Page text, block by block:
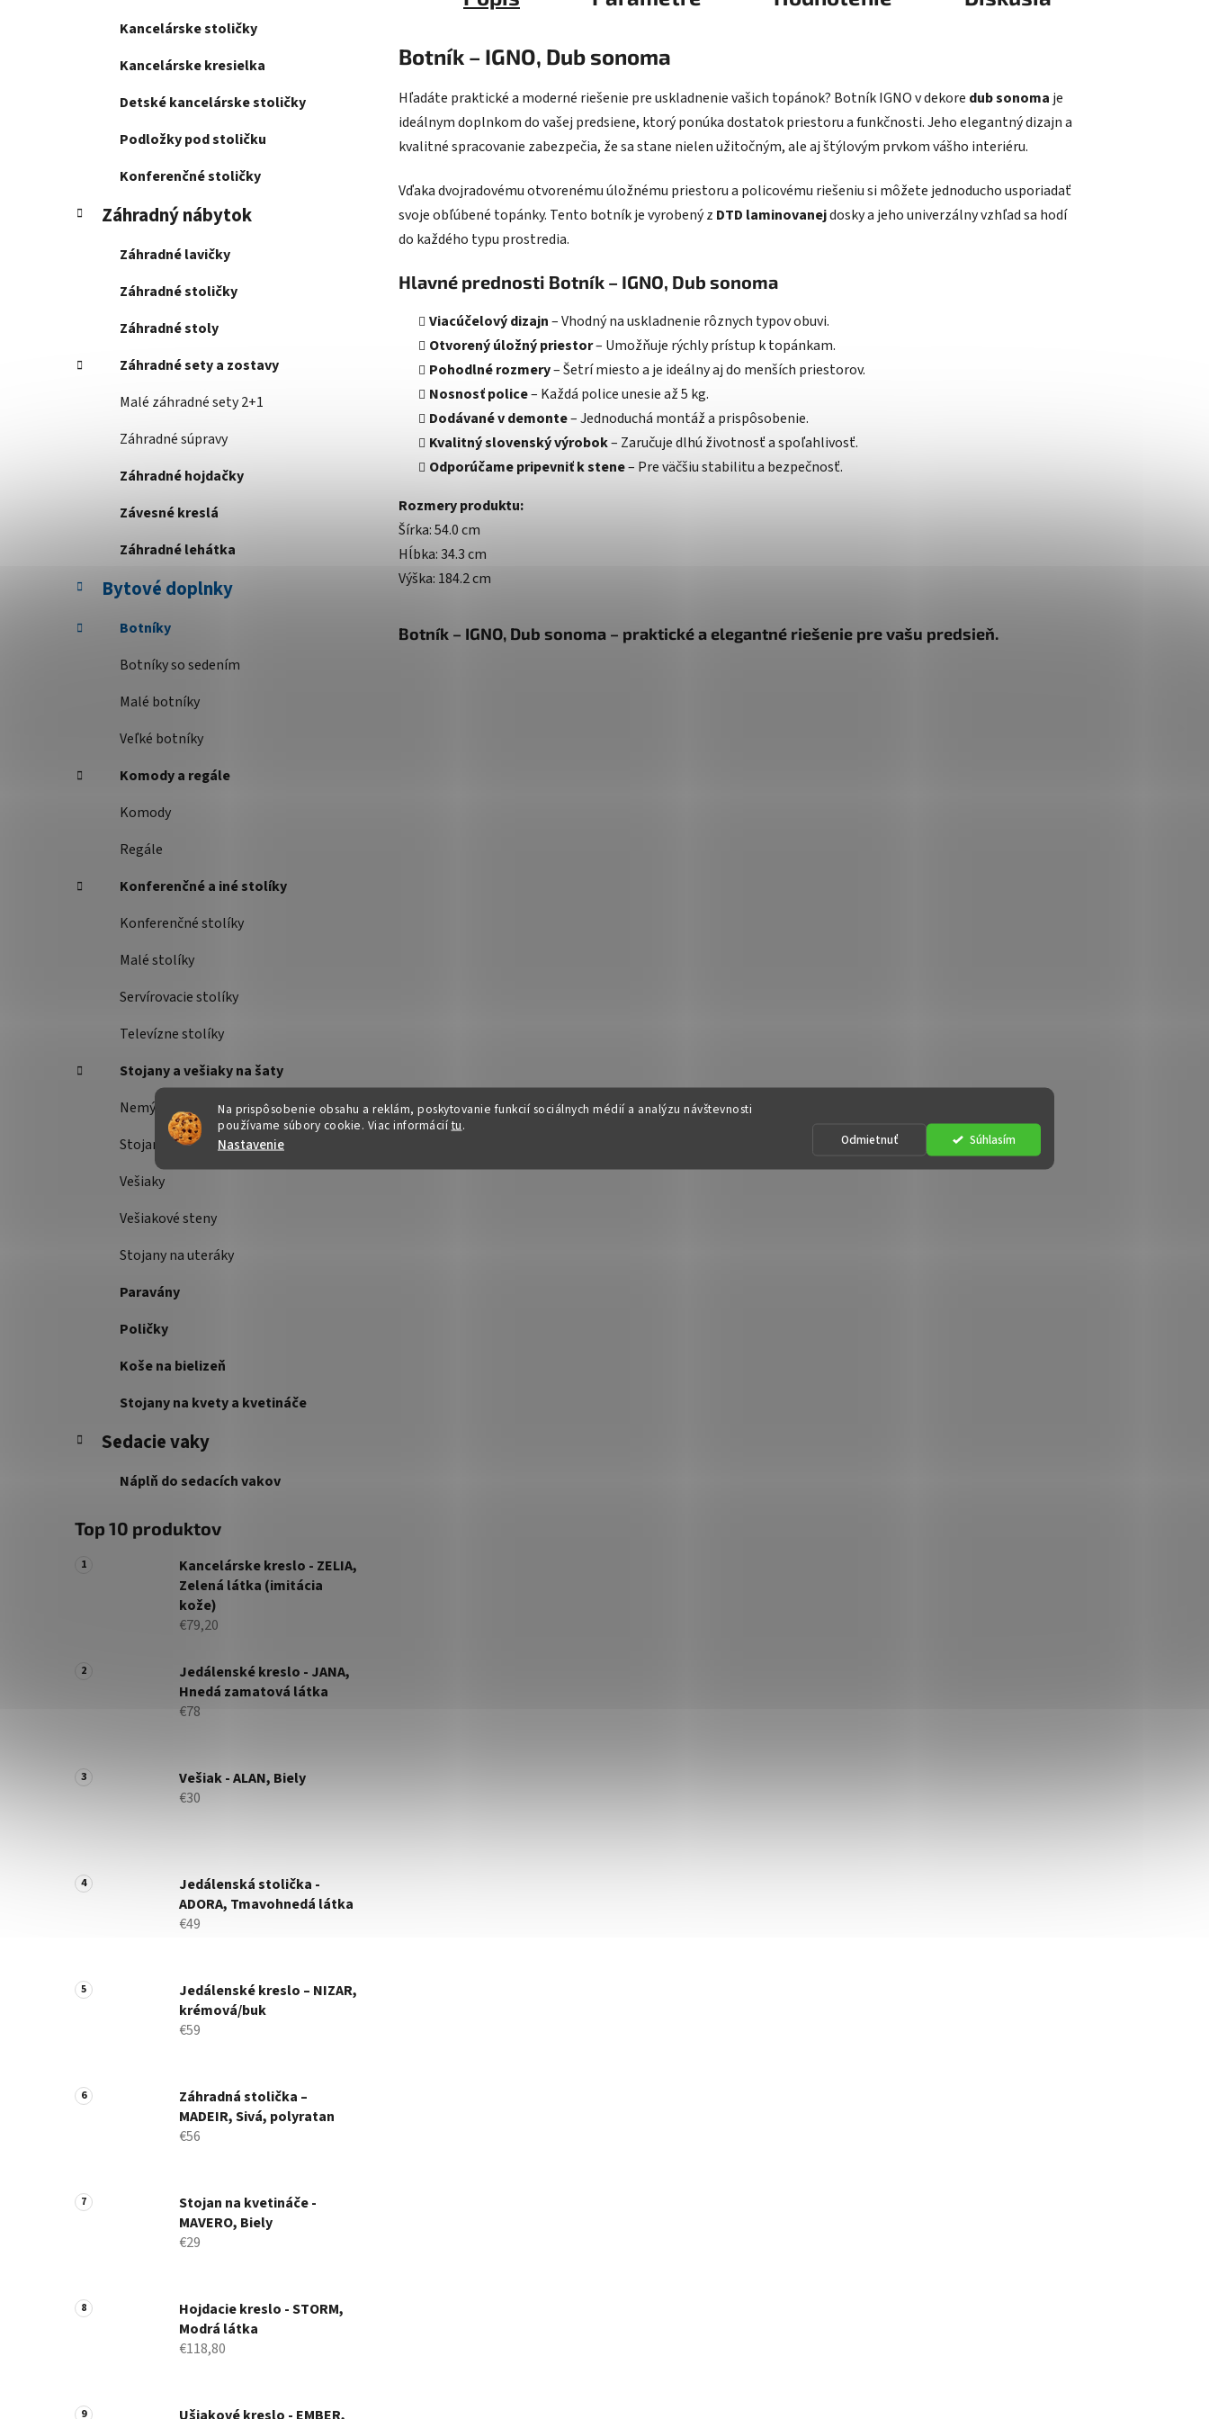
Na prispôsobenie obsahu a reklám, poskytovanie funkcií sociálnych médií a analýzu návštevnosti
používame súbory cookie. Viac informáciítu.
Nastavenie Odmietnuť Súhlasím
Kancelárske stoličky
Kancelárske kresielka
Detské kancelárske stoličky
Podložky pod stoličku
Konferenčné stoličky
Záhradný nábytok
Záhradné lavičky
Záhradné stoličky
Záhradné stoly
Záhradné sety a zostavy
Malé záhradné sety 2+1
Záhradné súpravy
Záhradné hojdačky
Závesné kreslá
Záhradné lehátka
Bytové doplnky
Botníky
Botníky so sedením
Malé botníky
Veľké botníky
Komody a regále
Komody
Regále
Konferenčné a iné stolíky
Konferenčné stolíky
Malé stolíky
Servírovacie stolíky
Televízne stolíky
Stojany a vešiaky na šaty
Nemý sluha
Stojany na šaty
Vešiaky
Vešiakové steny
Stojany na uteráky
Paravány
Poličky
Koše na bielizeň
Stojany na kvety a kvetináče
Sedacie vaky
Náplň do sedacích vakov
Top 10 produktov
Kancelárske kreslo - ZELIA,
Zelená látka (imitácia
kože)
€79,20
Jedálenské kreslo - JANA,
Hnedá zamatová látka
€78
Vešiak - ALAN, Biely
€30
Jedálenská stolička -
ADORA, Tmavohnedá látka
€49
Jedálenské kreslo – NIZAR,
krémová/buk
€59
Záhradná stolička –
MADEIR, Sivá, polyratan
€56
Stojan na kvetináče -
MAVERO, Biely
€29
Hojdacie kreslo - STORM,
Modrá látka
€118,80
Botník – IGNO, Dub sonoma
Hľadáte praktické a moderné riešenie pre uskladnenie vašich topánok? Botník IGNO v dekore dub sonoma je
ideálnym doplnkom do vašej predsiene, ktorý ponúka dostatok priestoru a funkčnosti. Jeho elegantný dizajn a
kvalitné spracovanie zabezpečia, že sa stane nielen užitočným, ale aj štýlovým prvkom vášho interiéru.
Vďaka dvojradovému otvorenému úložnému priestoru a policovému riešeniu si môžete jednoducho usporiadať
svoje obľúbené topánky. Tento botník je vyrobený z DTD laminovanejdosky a jeho univerzálny vzhľad sa hodí
do každého typu prostredia.
Hlavné prednosti Botník – IGNO, Dub sonoma
Viacúčelový dizajn– Vhodný na uskladnenie rôznych typov obuvi.
Otvorený úložný priestor– Umožňuje rýchly prístup k topánkam.
Pohodlné rozmery– Šetrí miesto a je ideálny aj do menších priestorov.
Nosnosť police– Každá police unesie až 5 kg.
Dodávané v demonte– Jednoduchá montáž a prispôsobenie.
Kvalitný slovenský výrobok– Zaručuje dlhú životnosť a spoľahlivosť.
Odporúčame pripevniť k stene– Pre väčšiu stabilitu a bezpečnosť.
Rozmery produktu:
Šírka: 54.0 cm
Hĺbka: 34.3 cm
Výška: 184.2 cm
Botník – IGNO, Dub sonoma – praktické a elegantné riešenie pre vašu predsieň.